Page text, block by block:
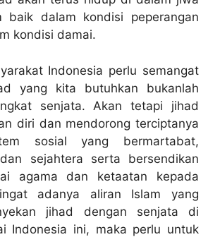
baik dalam kondisi peperangan
kondisi damai.
Indonesia perlu semangat
yang kita butuhkan bukanlah
senjata. Akan tetapi jihad
diri dan mendorong terciptanya
sosial yang bermartabat,
sejahtera serta bersendikan
agama dan ketaatan kepada
adanya aliran Islam yang
jihad dengan senjata di
Indonesia ini, maka perlu untuk